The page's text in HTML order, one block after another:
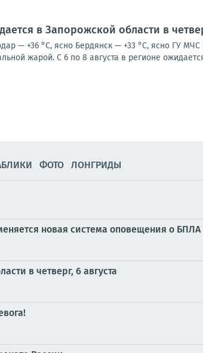
в Запорожской области в
— +36 °С, ясно Бердянск — +33 °С, ясно ГУ
жарой. С 6 по 8 августа в регионе
ФОТО ЛОНГРИДЫ
новая система оповещения о БПЛА
в четверг, 6 августа